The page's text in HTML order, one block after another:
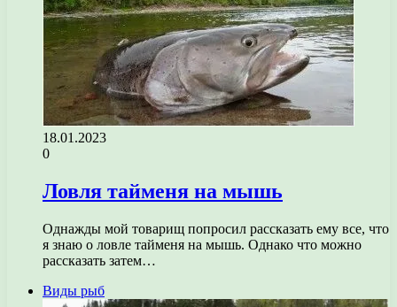
18.01.2023
0
Ловля тайменя на мышь
Однажды мой товарищ попросил рассказать ему все, что
я знаю о ловле тайменя на мышь. Однако что можно
рассказать затем…
Виды рыб